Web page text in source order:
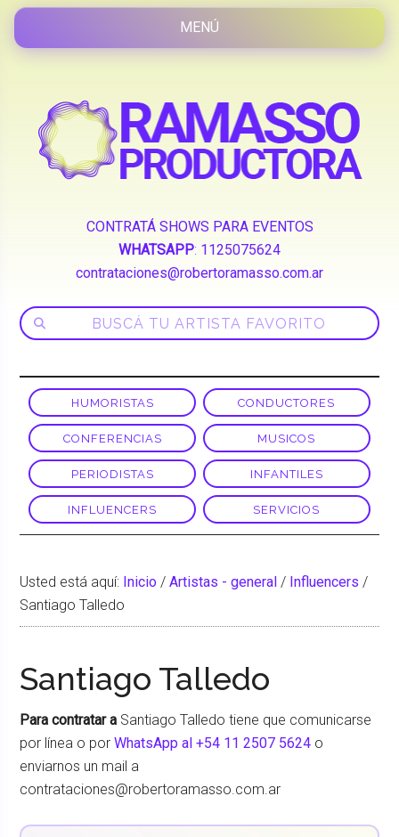
CONTRATÁ SHOWS PARA EVENTOS
WHATSAPP: 1125075624
contrataciones@robertoramasso.com.ar
HUMORISTAS CONDUCTORES
CONFERENCIAS MUSICOS
PERIODISTAS INFANTILES
INFLUENCERS SERVICIOS
Usted está aquí: Inicio / Artistas - general / Influencers /
Santiago Talledo
Santiago Talledo
Para contratar a Santiago Talledo tiene que comunicarse
por línea o porWhatsApp al +54 11 2507 5624 o
enviarnos un mail a
contrataciones@robertoramasso.com.ar